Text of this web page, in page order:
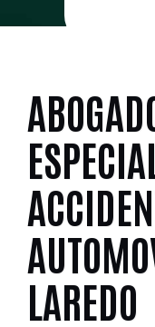
LAREDO